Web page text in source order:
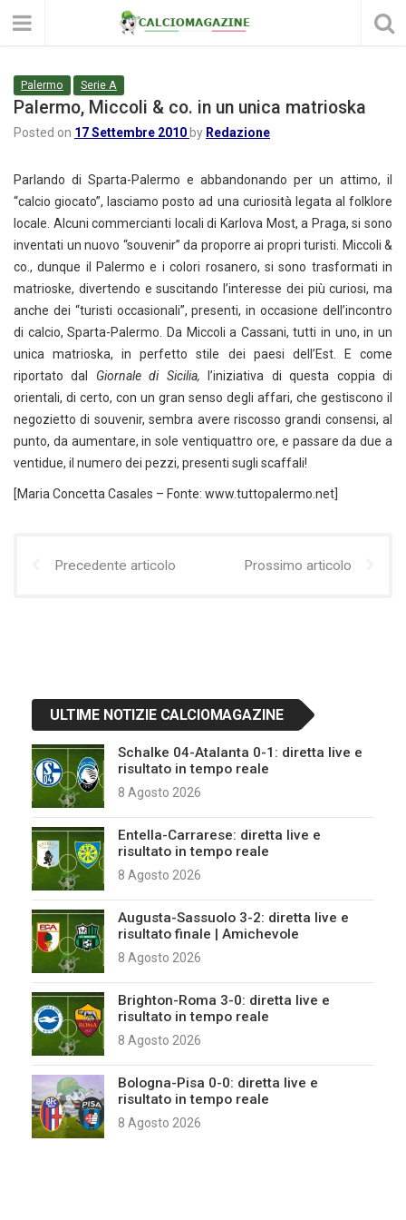
Palermo Serie A
Palermo, Miccoli & co. in un unica matrioska
Posted on 17 Settembre 2010 by Redazione
Parlando di Sparta-Palermo e abbandonando per un attimo, il
“calcio giocato”, lasciamo posto ad una curiosità legata al folklore
locale. Alcuni commercianti locali di Karlova Most, a Praga, si sono
inventati un nuovo “souvenir” da proporre ai propri turisti. Miccoli &
co., dunque il Palermo e i colori rosanero, si sono trasformati in
matrioske, divertendo e suscitando l’interesse dei più curiosi, ma
anche dei “turisti occasionali”, presenti, in occasione dell’incontro
di calcio, Sparta-Palermo. Da Miccoli a Cassani, tutti in uno, in un
unica matrioska, in perfetto stile dei paesi dell’Est. E come
riportato dal Giornale di Sicilia, l’iniziativa di questa coppia di
orientali, di certo, con un gran senso degli affari, che gestiscono il
negozietto di souvenir, sembra avere riscosso grandi consensi, al
punto, da aumentare, in sole ventiquattro ore, e passare da due a
ventidue, il numero dei pezzi, presenti sugli scaffali!
[Maria Concetta Casales – Fonte: www.tuttopalermo.net]
Precedente articolo Prossimo articolo
ULTIME NOTIZIE CALCIOMAGAZINE
Schalke 04-Atalanta 0-1: diretta live e
risultato in tempo reale
8 Agosto 2026
Entella-Carrarese: diretta live e
risultato in tempo reale
8 Agosto 2026
Augusta-Sassuolo 3-2: diretta live e
risultato finale | Amichevole
8 Agosto 2026
Brighton-Roma 3-0: diretta live e
risultato in tempo reale
8 Agosto 2026
Bologna-Pisa 0-0: diretta live e
risultato in tempo reale
8 Agosto 2026